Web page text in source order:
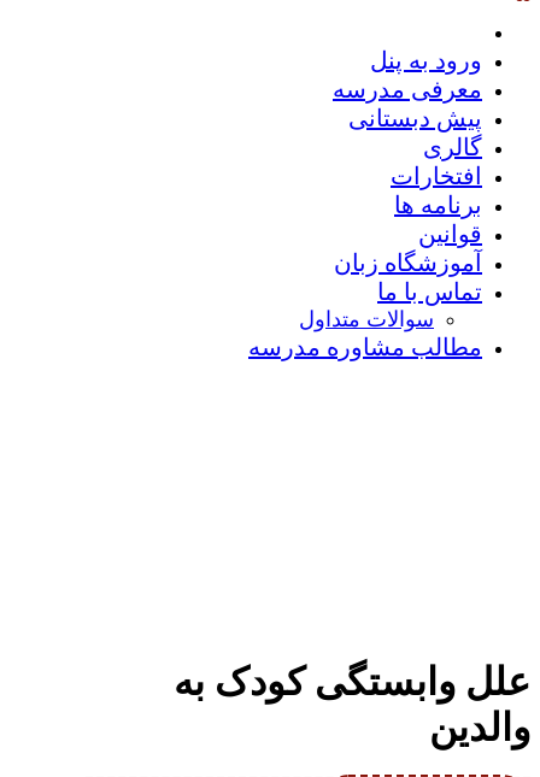
ورود به پنل
معرفی مدرسه
پیش دبستانی
گالری
افتخارات
برنامه ها
قوانین
آموزشگاه زبان
تماس با ما
سوالات متداول
مطالب مشاوره مدرسه
علل وابستگی کودک به
والدین